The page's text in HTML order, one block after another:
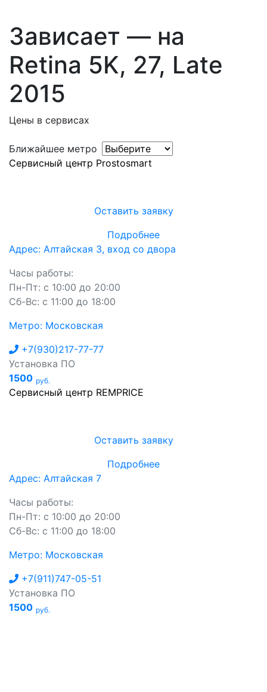
Зависает — на
Retina 5K, 27, Late
2015
Цены в сервисах
Ближайшее метро
Сервисный центр Prostosmart
Оставить заявку
Подробнее
Адрес: Алтайская 3, вход со двора
Часы работы:
Пн-Пт: с 10:00 до 20:00
Сб-Вс: с 11:00 до 18:00
Метро: Московская
+7(930)217-77-77
Установка ПО
1500 руб.
Сервисный центр REMPRICE
Оставить заявку
Подробнее
Адрес: Алтайская 7
Часы работы:
Пн-Пт: с 10:00 до 20:00
Сб-Вс: с 11:00 до 18:00
Метро: Московская
+7(911)747-05-51
Установка ПО
1500 руб.